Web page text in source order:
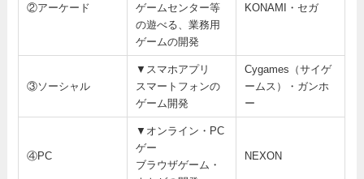
②アーケード
ゲームセンター等
の遊べる、業務用
ゲームの開発
KONAMI・セガ
③ソーシャル
▼スマホアプリ
スマートフォンの
ゲーム開発
Cygames（サイゲ
ームス）・ガンホ
ー
④PC
▼オンライン・PC
ゲー
ブラウザゲーム・
NEXON